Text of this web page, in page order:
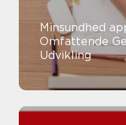
Minsundhed
Omfattende
Udvikling